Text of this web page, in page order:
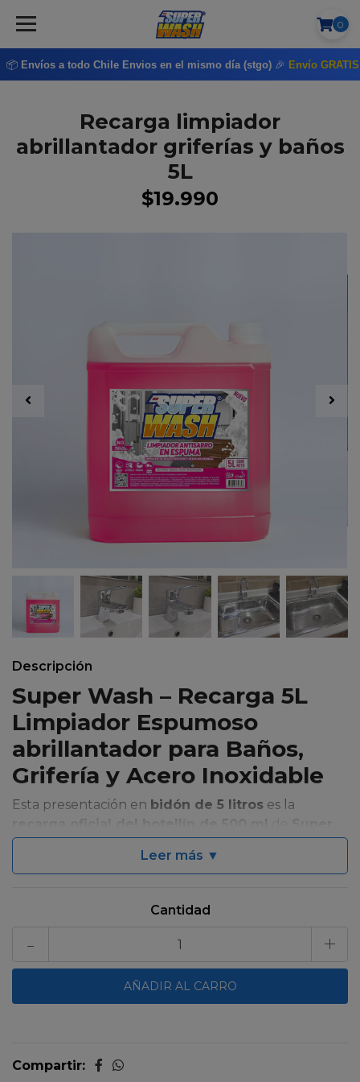
📦 Envíos a todo Chile Envios en el mismo día (stgo) 🎉 Envío
0
Recarga limpiador
abrillantador griferías y baños
5L
$19.990
Descripción
Super Wash – Recarga 5L
Limpiador Espumoso
abrillantador para Baños,
Grifería y Acero Inoxidable
Esta presentación en bidón de 5 litros es la
Wash Espumoso
producto sin necesidad de comprar envases nuevos.
especial espumadora. Para obtener el efecto de
original de 500 ml con su aplicador.
de a
ntisarrono está diseñada para sarro acumulado
de años, sino para el sarro leveque se forma en
tan solo dos semanas, especialmente en la
cromerías ni griferías
superficies limpias y protegidas sin riesgo.
Leer más ▼
Cantidad
- +
Compartir: